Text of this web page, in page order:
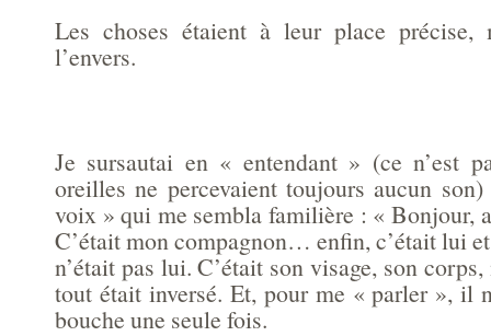
Les choses étaient à leur place précise,
l’envers.
Je sursautai en « entendant » (ce n’est
oreilles ne percevaient toujours aucun
voix » qui me sembla familière : « Bonjour,
C’était mon compagnon… enfin, c’était lui
n’était pas lui. C’était son visage, son
tout était inversé. Et, pour me « parler », il
bouche une seule fois.